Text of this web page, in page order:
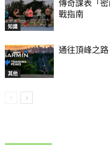
知識
傳奇課表「
戰指南
其他
通往頂峰之